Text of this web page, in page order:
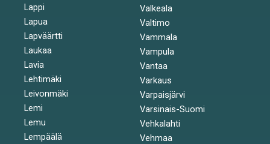
Lappi
Lapua
Lapväärtti
Laukaa
Lavia
Lehtimäki
Leivonmäki
Lemi
Lemu
Lempäälä
Valkeala
Valtimo
Vammala
Vampula
Vantaa
Varkaus
Varpaisjärvi
Varsinais-Suomi
Vehkalahti
Vehmaa